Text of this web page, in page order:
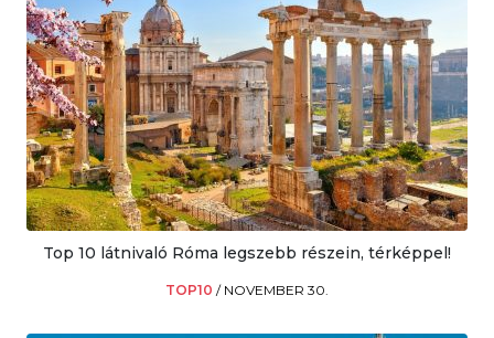
Top 10 látnivaló Róma legszebb részein, térképpel!
TOP10 / NOVEMBER 30.